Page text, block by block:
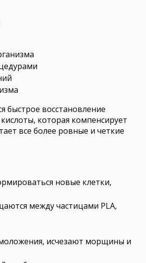
быстрое восстановление
которая компенсирует
все более ровные и четкие
новые клетки,
между частицами PLA,
исчезают морщины и